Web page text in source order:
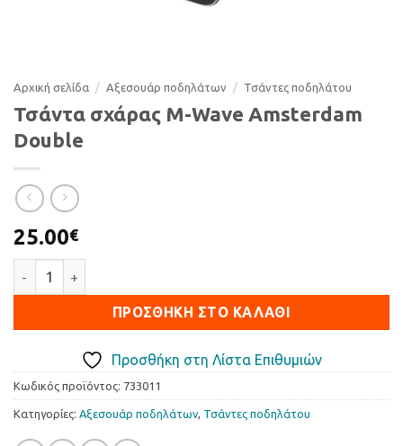
Αρχική σελίδα / Αξεσουάρ ποδηλάτων / Τσάντες ποδηλάτου
Τσάντα σχάρας M-Wave Amsterdam
Double
25.00€
ΠΡΟΣΘΉΚΗ ΣΤΟ ΚΑΛΆΘΙ
Προσθήκη στη Λίστα Επιθυμιών
Κωδικός προϊόντος: 733011
Κατηγορίες: Αξεσουάρ ποδηλάτων, Τσάντες ποδηλάτου